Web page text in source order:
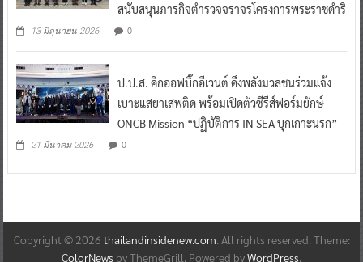
สนับสนุนภารกิจตำรวจจราจรโครงการพระราชดำริ
13 มิถุนายน 2026 0
ป.ป.ส. คิกออฟบิ๊กอีเวนต์ ดึงพลังมวลชนร่วมแจ้ง
เบาะแสยาเสพติด พร้อมเปิดตัวซีรีส์ฟอร์มยักษ์
ONCB Mission “ปฏิบัติการ IN SEA บุกเกาะนรก”
21 มีนาคม 2026 0
Copyright © 2026 thailandinsidenew.com. All rights reserved. Theme:
ColorNews by ThemeGrill. Powered byWordPress.